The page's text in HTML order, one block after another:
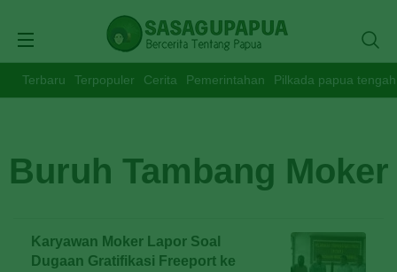
Terbaru Terpopuler Cerita Pemerintahan Pilkada papua tengah
Buruh Tambang Moker
Karyawan Moker Lapor Soal
Dugaan Gratifikasi Freeport ke